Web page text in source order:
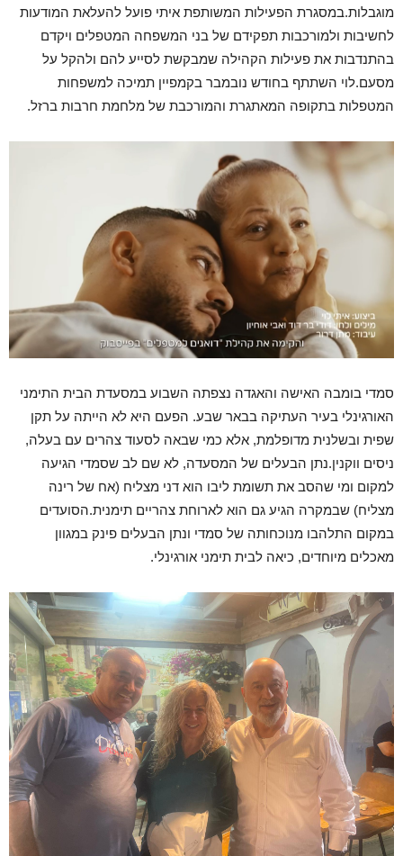
מוגבלות.במסגרת הפעילות המשותפת איתי פועל להעלאת המודעות
לחשיבות ולמורכבות תפקידם של בני המשפחה המטפלים ויקדם
בהתנדבות את פעילות הקהילה שמבקשת לסייע להם ולהקל על
מסעם.לוי השתתף בחודש נובמבר בקמפיין תמיכה למשפחות
המטפלות בתקופה המאתגרת והמורכבת של מלחמת חרבות ברזל.
סמדי בומבה האישה והאגדה נצפתה השבוע במסעדת הבית התימני
האורגינלי בעיר העתיקה בבאר שבע. הפעם היא לא הייתה על תקן
שפית ובשלנית מדופלמת, אלא כמי שבאה לסעוד צהרים עם בעלה,
ניסים ווקנין.נתן הבעלים של המסעדה, לא שם לב שסמדי הגיעה
למקום ומי שהסב את תשומת ליבו הוא דני מצליח (אח של רינה
מצליח) שבמקרה הגיע גם הוא לארוחת צהריים תימנית.הסועדים
במקום התלהבו מנוכחותה של סמדי ונתן הבעלים פינק במגוון
מאכלים מיוחדים, כיאה לבית תימני אורגינלי.